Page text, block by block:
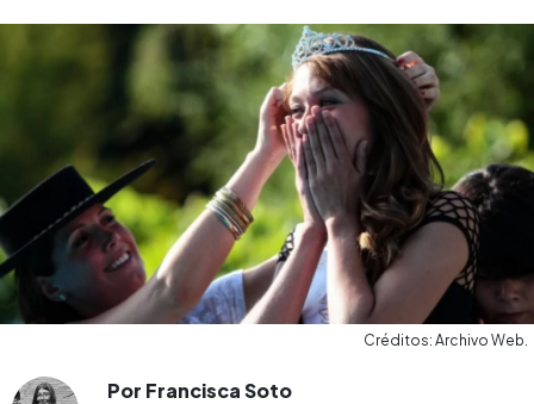
Créditos: Archivo Web.
Por Francisca Soto